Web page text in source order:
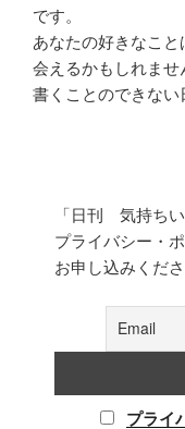
です。
あなたの好きなこ
会えるかもしれませ
書くことのできない
「日刊 気持ち
プライバシー・
お申し込みくださ
プライ